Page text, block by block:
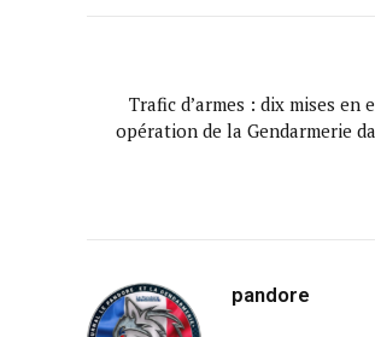
Trafic d’armes : dix mises en
opération de la Gendarmerie
pandore